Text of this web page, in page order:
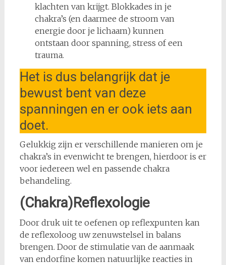
klachten van krijgt. Blokkades in je
chakra’s (en daarmee de stroom van
energie door je lichaam) kunnen
ontstaan door spanning, stress of een
trauma.
Het is dus belangrijk dat je
bewust bent van deze
spanningen en er ook iets aan
doet.
Gelukkig zijn er verschillende manieren om je
chakra’s in evenwicht te brengen, hierdoor is er
voor iedereen wel en passende chakra
behandeling.
(Chakra)Reflexologie
Door druk uit te oefenen op reflexpunten kan
de reflexoloog uw zenuwstelsel in balans
brengen. Door de stimulatie van de aanmaak
van endorfine komen natuurlijke reacties in